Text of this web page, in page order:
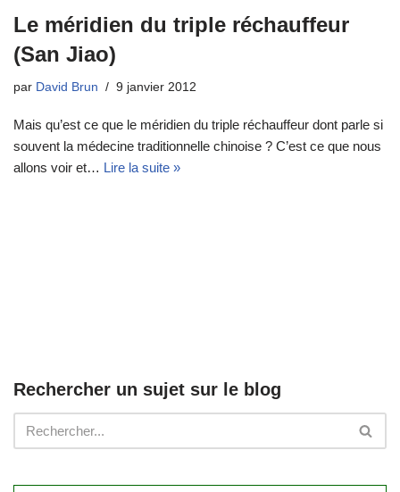
Le méridien du triple réchauffeur
(San Jiao)
par David Brun 9 janvier 2012
Mais qu’est ce que le méridien du triple réchauffeur dont parle si
souvent la médecine traditionnelle chinoise ? C’est ce que nous
allons voir et… Lire la suite »
Rechercher un sujet sur le blog